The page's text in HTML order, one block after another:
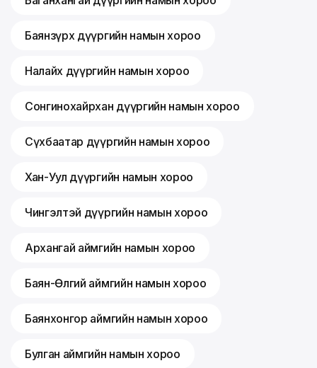
Баянзүрх дүүргийн намын хороо
Налайх дүүргийн намын хороо
Сонгинохайрхан дүүргийн намын хороо
Сүхбаатар дүүргийн намын хороо
Хан-Уул дүүргийн намын хороо
Чингэлтэй дүүргийн намын хороо
Архангай аймгийн намын хороо
Баян-Өлгий аймгийн намын хороо
Баянхонгор аймгийн намын хороо
Булган аймгийн намын хороо